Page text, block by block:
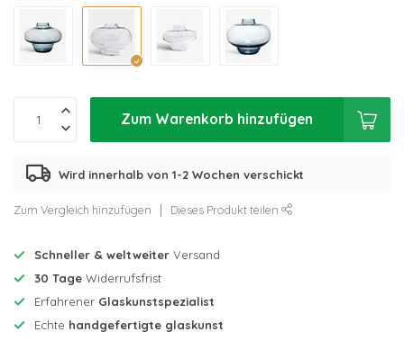
Zum Warenkorb hinzufügen
Wird innerhalb von 1-2 Wochen verschickt
Zum Vergleich hinzufügen Dieses Produkt teilen
Schneller & weltweiter Versand
30 Tage Widerrufsfrist
Erfahrener Glaskunstspezialist
Echte handgefertigte glaskunst